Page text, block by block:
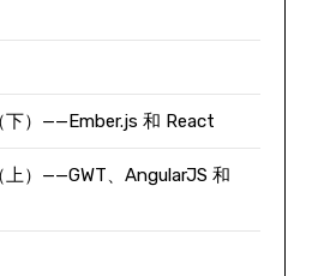
下）——Ember.js 和 React
）——GWT、AngularJS 和